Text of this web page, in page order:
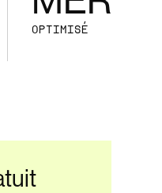
OPTIMISÉ